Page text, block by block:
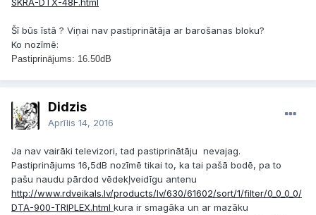
SKRA-DTX-48F.html
Šī būs īstā ? Viņai nav pastiprinātāja ar barošanas bloku?
Ko nozīmē:
Pastiprinājums: 16.50dB
Didzis
Aprīlis 14, 2016
Ja nav vairāki televizori, tad pastiprinātāju nevajag.
Pastiprinājums 16,5dB nozīmē tikai to, ka tai pašā bodē, pa to
pašu naudu pārdod vēdekļveidīgu antenu
http://www.rdveikals.lv/products/lv/630/61602/sort/1/filter/0_0_0_0/
DTA-900-TRIPLEX.html kura ir smagāka un ar mazāku